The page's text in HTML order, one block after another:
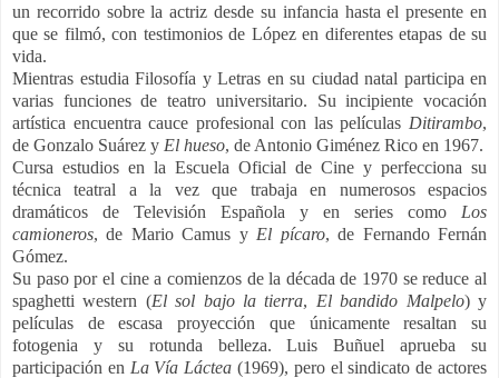
un recorrido sobre la actriz desde su infancia hasta el presente en
que se filmó, con testimonios de López en diferentes etapas de su
vida.
Mientras estudia Filosofía y Letras en su ciudad natal participa en
varias funciones de teatro universitario. Su incipiente vocación
artística encuentra cauce profesional con las películas Ditirambo,
de Gonzalo Suárez y El hueso, de Antonio Giménez Rico en 1967.
Cursa estudios en la Escuela Oficial de Cine y perfecciona su
técnica teatral a la vez que trabaja en numerosos espacios
dramáticos de Televisión Española y en series como Los
camioneros, de Mario Camus y El pícaro, de Fernando Fernán
Gómez.
Su paso por el cine a comienzos de la década de 1970 se reduce al
spaghetti western (El sol bajo la tierra, El bandido Malpelo) y
películas de escasa proyección que únicamente resaltan su
fotogenia y su rotunda belleza. Luis Buñuel aprueba su
participación en La Vía Láctea(1969), pero el sindicato de actores